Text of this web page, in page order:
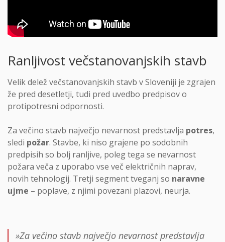
Ranljivost večstanovanjskih stavb
Velik delež večstanovanjskih stavb v Sloveniji je zgrajen
že pred desetletji, tudi pred uvedbo predpisov o
protipotresni odpornosti.
Za večino stavb največjo nevarnost predstavlja potres,
sledi požar. Stavbe, ki niso grajene po sodobnih
predpisih so bolj ranljive, poleg tega se nevarnost
požara veča z uporabo vse več električnih naprav,
novih tehnologij. Tretji segment tveganj so naravne
ujme – poplave, z njimi povezani plazovi, neurja.
»Za večino stavb največjo nevarnost predstavlja